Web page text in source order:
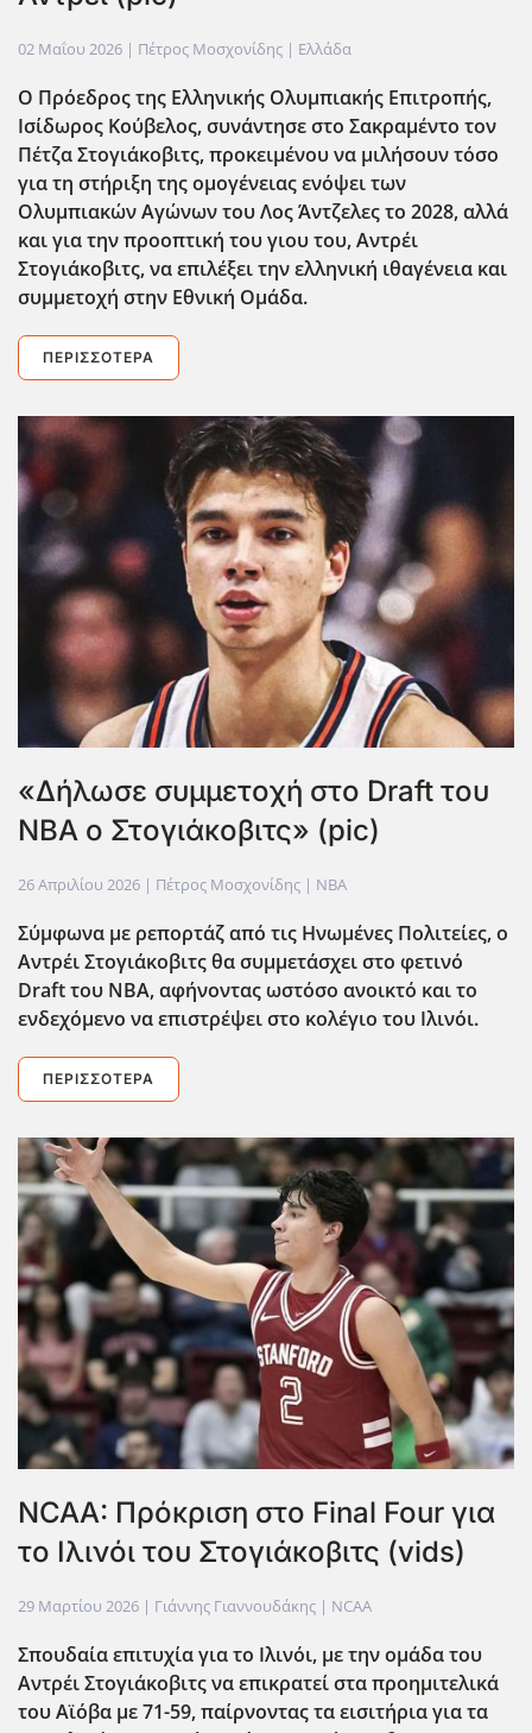
02 Μαΐου 2026 | Πέτρος Μοσχονίδης | Ελλάδα
Ο Πρόεδρος της Ελληνικής Ολυμπιακής Επιτροπής,
Ισίδωρος Κούβελος, συνάντησε στο Σακραμέντο τον
Πέτζα Στογιάκοβιτς, προκειμένου να μιλήσουν τόσο
για τη στήριξη της ομογένειας ενόψει των
Ολυμπιακών Αγώνων του Λος Άντζελες το 2028, αλλά
και για την προοπτική του γιου του, Αντρέι
Στογιάκοβιτς, να επιλέξει την ελληνική ιθαγένεια και
συμμετοχή στην Εθνική Ομάδα.
ΠΕΡΙΣΣΌΤΕΡΑ
«Δήλωσε συμμετοχή στο Draft του
ΝΒΑ ο Στογιάκοβιτς» (pic)
26 Απριλίου 2026 | Πέτρος Μοσχονίδης | NBA
Σύμφωνα με ρεπορτάζ από τις Ηνωμένες Πολιτείες, ο
Αντρέι Στογιάκοβιτς θα συμμετάσχει στο φετινό
Draft του NBA, αφήνοντας ωστόσο ανοικτό και το
ενδεχόμενο να επιστρέψει στο κολ΄εγιο του Ιλινόι.
ΠΕΡΙΣΣΌΤΕΡΑ
NCAA: Πρόκριση στο Final Four για
το Ιλινόι του Στογιάκοβιτς (vids)
29 Μαρτίου 2026 | Γιάννης Γιαννουδάκης | NCAA
Σπουδαία επιτυχία για το Ιλινόι, με την ομάδα του
Αντρέι Στογιάκοβιτς να επικρατεί στα προημιτελικά
του Αϊόβα με 71-59, παίρνοντας τα εισιτήρια για τα